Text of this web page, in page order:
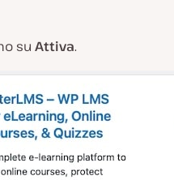
su Attiva.